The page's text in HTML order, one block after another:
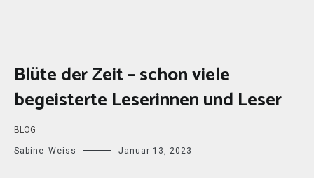
Blüte der Zeit – schon viele
begeisterte Leserinnen und Leser
BLOG
Sabine_Weiss Januar 13, 2023